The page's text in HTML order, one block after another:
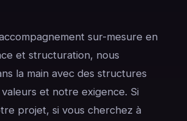
sur-mesure en
et structuration, nous
la main avec des structures
et notre exigence. Si
projet, si vous cherchez à